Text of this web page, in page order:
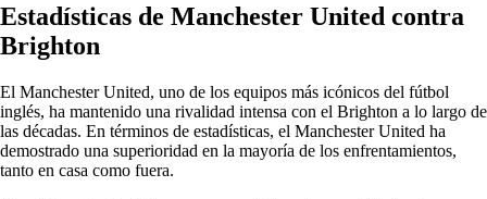
Estadísticas de Manchester United contra
Brighton
El Manchester United, uno de los equipos más icónicos del fútbol
inglés, ha mantenido una rivalidad intensa con el Brighton a lo largo de
las décadas. En términos de estadísticas, el Manchester United ha
demostrado una superioridad en la mayoría de los enfrentamientos,
tanto en casa como fuera.